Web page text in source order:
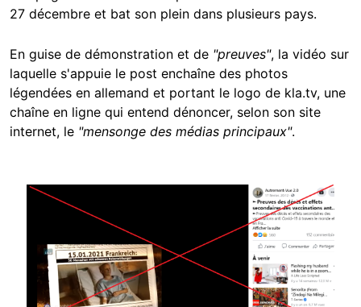
27 décembre et bat son plein dans plusieurs pays.
En guise de démonstration et de "preuves", la vidéo sur
laquelle s'appuie le post enchaîne des photos
légendées en allemand et portant le logo de kla.tv, une
chaîne en ligne qui entend dénoncer, selon son site
internet, le "mensonge des médias principaux".
Image